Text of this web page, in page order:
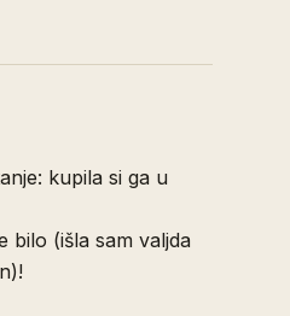
kupila si ga u
bilo (išla sam valjda